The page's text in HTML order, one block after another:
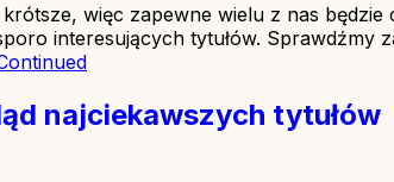
krótsze, więc zapewne wielu z nas
interesujących tytułów. Sprawdźmy
najciekawszych tytułów